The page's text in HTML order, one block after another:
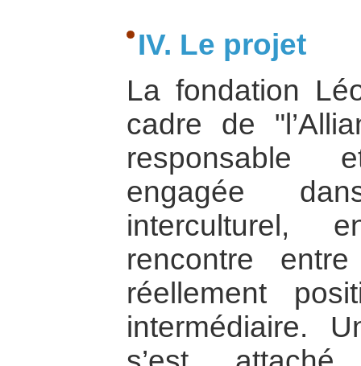
IV. Le projet
La fondation
cadre de
responsable
engagée
interculturel,
rencontre
réellement
intermédiaire.